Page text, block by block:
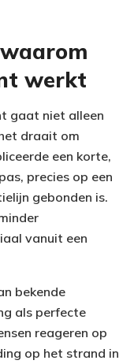
werkt
gaat niet alleen
draait om
een korte,
precies op een
gebonden is.
vanuit een
bekende
als perfecte
reageren op
op het strand in